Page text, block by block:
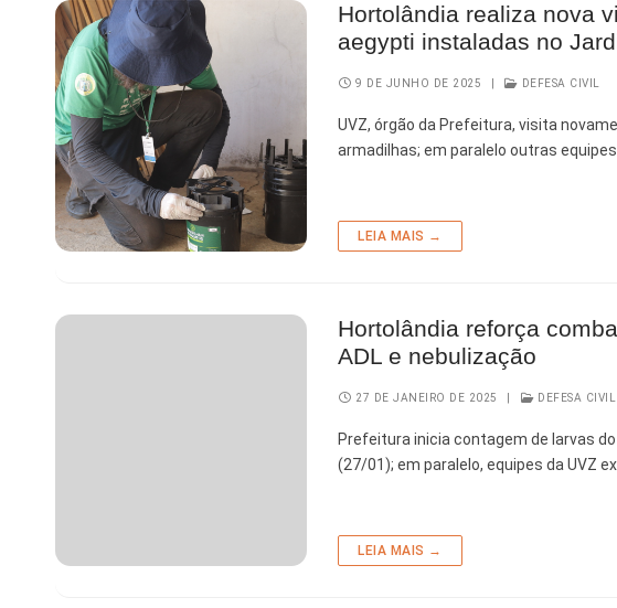
Hortolândia realiza nova
aegypti instaladas no
9 DE JUNHO DE 2025 DEFESA CIVIL
UVZ, órgão da Prefeitura, visita
armadilhas; em paralelo outras
LEIA MAIS →
Hortolândia reforça
ADL e nebulização
27 DE JANEIRO DE 2025 DEFESA CIVIL
Prefeitura inicia contagem de larvas
(27/01); em paralelo, equipes da UVZ
LEIA MAIS →